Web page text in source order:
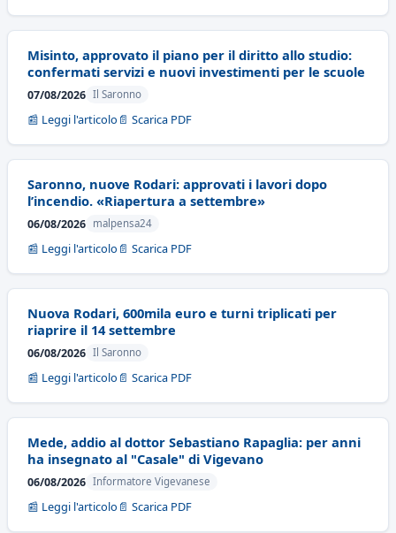
Misinto, approvato il piano per il diritto allo studio:
confermati servizi e nuovi investimenti per le scuole
07/08/2026 Il Saronno
📰 Leggi l'articolo 📄 Scarica PDF
Saronno, nuove Rodari: approvati i lavori dopo
l’incendio. «Riapertura a settembre»
06/08/2026 malpensa24
📰 Leggi l'articolo 📄 Scarica PDF
Nuova Rodari, 600mila euro e turni triplicati per
riaprire il 14 settembre
06/08/2026 Il Saronno
📰 Leggi l'articolo 📄 Scarica PDF
Mede, addio al dottor Sebastiano Rapaglia: per anni
ha insegnato al "Casale" di Vigevano
06/08/2026 Informatore Vigevanese
📰 Leggi l'articolo 📄 Scarica PDF